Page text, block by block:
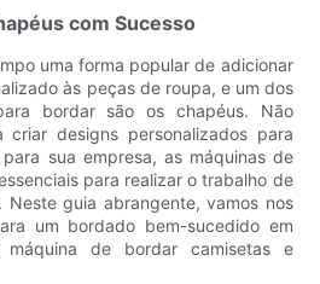
com Sucesso
uma forma popular de adicionar
às peças de roupa, e um dos
bordar são os chapéus. Não
designs personalizados para
sua empresa, as máquinas de
para realizar o trabalho de
guia abrangente, vamos nos
um bordado bem-sucedido em
máquina de bordar camisetas e